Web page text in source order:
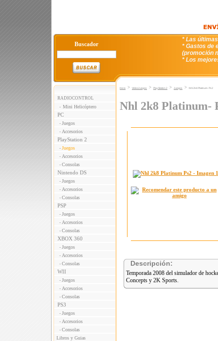
Buscador
* Las
* Gastos de
(promoción
* Los
RADIOCONTROL
- Mini Helicóptero
PC
- Juegos
- Accesorios
PlayStation 2
- Juegos
- Accesorios
- Consolas
Nintendo DS
- Juegos
- Accesorios
- Consolas
PSP
- Juegos
- Accesorios
- Consolas
XBOX 360
- Juegos
- Accesorios
- Consolas
WII
- Juegos
- Accesorios
- Consolas
PS3
- Juegos
- Accesorios
- Consolas
Libros y Guias
Inicio > VideoJuegos > PlayStation 2 > Juegos > Nhl 2k8 Platinum- Ps2
Nhl 2k8 Platinum-
Descripción:
Temporada 2008 del simulador de
Concepts y 2K Sports.